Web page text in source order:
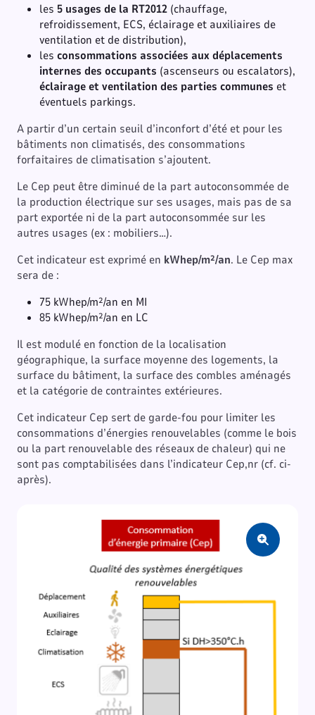
les 5 usages de la RT2012 (chauffage,
refroidissement, ECS, éclairage et auxiliaires de
ventilation et de distribution),
les consommations associées aux déplacements
internes des occupants (ascenseurs ou escalators),
éclairage et ventilation des parties communes et
éventuels parkings.
A partir d’un certain seuil d’inconfort d’été et pour les
bâtiments non climatisés, des consommations
forfaitaires de climatisation s’ajoutent.
Le Cep peut être diminué de la part autoconsommée de
la production électrique sur ses usages, mais pas de sa
part exportée ni de la part autoconsommée sur les
autres usages (ex : mobiliers…).
Cet indicateur est exprimé en kWhep/m²/an. Le Cep max
sera de :
75 kWhep/m²/an en MI
85 kWhep/m²/an en LC
Il est modulé en fonction de la localisation
géographique, la surface moyenne des logements, la
surface du bâtiment, la surface des combles aménagés
et la catégorie de contraintes extérieures.
Cet indicateur Cep sert de garde-fou pour limiter les
consommations d’énergies renouvelables (comme le bois
ou la part renouvelable des réseaux de chaleur) qui ne
sont pas comptabilisées dans l’indicateur Cep,nr (cf. ci-
après).
Zoom